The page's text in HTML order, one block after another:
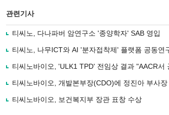
관련기사
티씨노, 다나파버 암연구소 '종양학자' SAB 영입
티씨노, 나무ICT와 AI '분자접착제' 플랫폼 공동연
티씨노바이오, 'ULK1 TPD' 전임상 결과 "AACR서
티씨노바이오, 개발본부장(CDO)에 정진아 부사장
티씨노바이오, 보건복지부 장관 표창 수상